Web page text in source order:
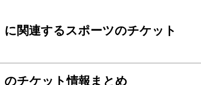
関連するスポーツのチケット
のチケット情報まとめ